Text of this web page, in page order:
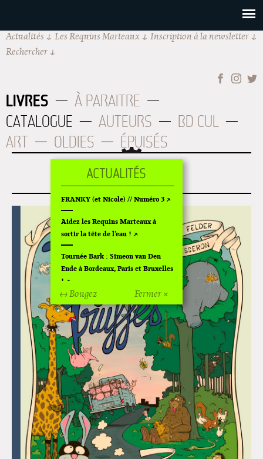
Actualités Les Requins Marteaux
Inscription à la newsletter
Rechercher
LIVRES
À PARAITRE
CATALOGUE
AUTEURS
BD CUL
ART
OLDIES ÉPUISÉS
TOUFFES & TRUFFES
Fermer ×
↔ Bougez
FRANKY (et Nicole) // Numéro 3
Aidez les Requins Marteaux à
sortir la tête de l'eau !
Tournée Bark : Simeon van Den
Ende à Bordeaux, Paris et Bruxelles
!
Off Of Off d'Angoulême 2024
Superette de noël à Pola
L'exposition de Fungirl à
Montpellier !
Lancements de "Ras le bol" de
Cardon
Exposition "Fungirl : Funeral
Home" à Colomiers
Tournée "Vulva Viking" : Elizabeth